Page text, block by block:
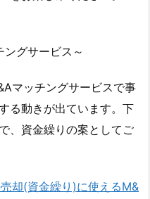
ングサービス～
マッチングサービスで事
る動きが出ています。下
、資金繰りの案としてご
却(資金繰り)に使えるM&